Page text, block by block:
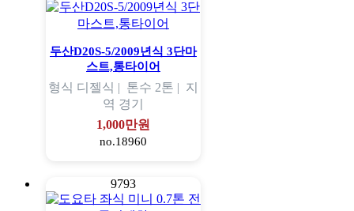
두산D20S-5/2009년식 3단마
스트,통타이어
형식 디젤식 | 톤수 2톤 | 지
역 경기
1,000만원
no.18960
9793